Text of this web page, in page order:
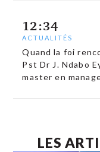
12:34
ACTUALITÉS
Quand la foi
Pst Dr J. Ndabo
master en
LES